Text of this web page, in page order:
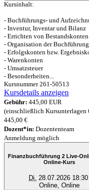
Kursinhalt:
- Buchführungs- und
- Inventur, Inventar und Bilanz
- Errichten von Bestandskonten
- Organisation der
- Erfolgskonten bzw.
- Warenkonten
- Umsatzsteuer
- Besonderheiten...
Kursnummer 261-50513
Kursdetails anzeigen
Gebühr: 445,00 EUR
(einschließlich Kursunterlagen
445,00 €
Dozent*in: Dozententeam
Anmeldung möglich
Online-Kurs
Di. 28.07.2026 18:30
Online, Online